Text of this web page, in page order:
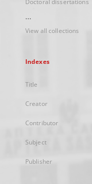
Doctoral dissertations
...
View all collections
Indexes
Title
Creator
Contributor
Subject
Publisher